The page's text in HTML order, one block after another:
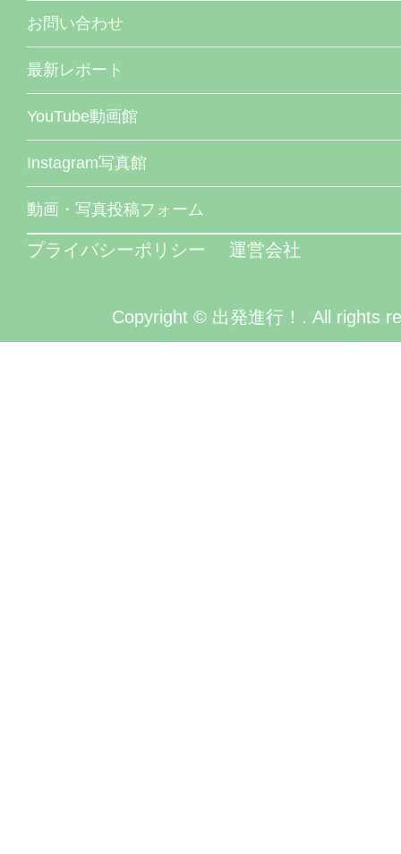
お問い合わせ
最新レポート
YouTube動画館
Instagram写真館
動画・写真投稿フォーム
プライバシーポリシー 運営会社
Copyright © 出発進行！. All rights